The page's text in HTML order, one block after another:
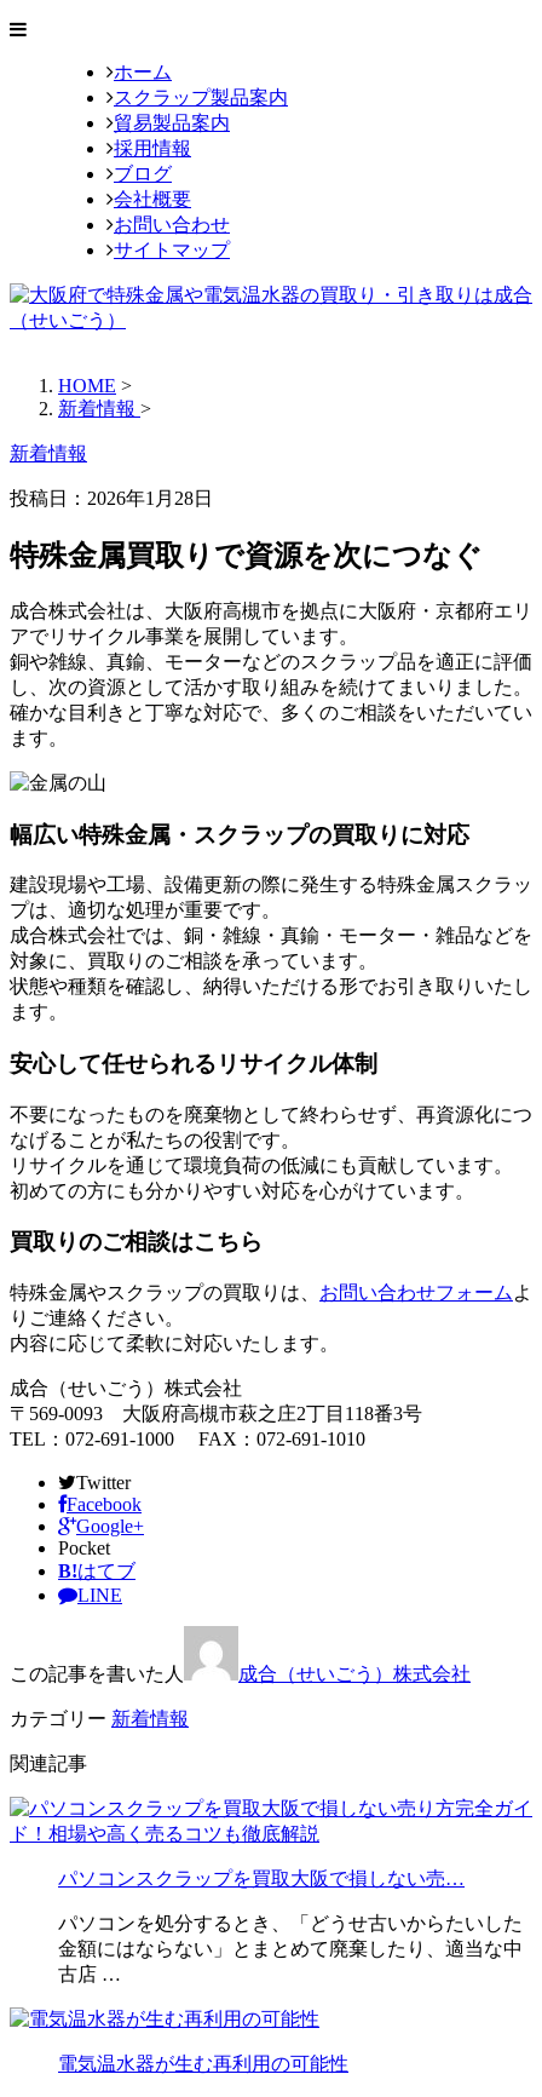
ホーム
スクラップ製品案内
貿易製品案内
採用情報
ブログ
会社概要
お問い合わせ
サイトマップ
HOME >
新着情報 >
新着情報
投稿日： 2026年1月28日
特殊金属買取りで資源を次につなぐ
成合株式会社は、大阪府高槻市を拠点に大阪府・京都府エリ
アでリサイクル事業を展開しています。
銅や雑線、真鍮、モーターなどのスクラップ品を適正に評価
し、次の資源として活かす取り組みを続けてまいりました。
確かな目利きと丁寧な対応で、多くのご相談をいただいてい
ます。
幅広い特殊金属・スクラップの買取りに対応
建設現場や工場、設備更新の際に発生する特殊金属スクラッ
プは、適切な処理が重要です。
成合株式会社では、銅・雑線・真鍮・モーター・雑品などを
対象に、買取りのご相談を承っています。
状態や種類を確認し、納得いただける形でお引き取りいたし
ます。
安心して任せられるリサイクル体制
不要になったものを廃棄物として終わらせず、再資源化につ
なげることが私たちの役割です。
リサイクルを通じて環境負荷の低減にも貢献しています。
初めての方にも分かりやすい対応を心がけています。
買取りのご相談はこちら
特殊金属やスクラップの買取りは、 お問い合わせフォーム よ
りご連絡ください。
内容に応じて柔軟に対応いたします。
成合（せいごう）株式会社
〒569-0093 大阪府高槻市萩之庄2丁目118番3号
TEL：072-691-1000 FAX：072-691-1010
Twitter
Facebook
Google+
Pocket
B!はてブ
LINE
この記事を書いた人 成合（せいごう）株式会社
カテゴリー 新着情報
関連記事
パソコンスクラップを買取大阪で損しない売…
パソコンを処分するとき、「どうせ古いからたいした
金額にはならない」とまとめて廃棄したり、適当な中
古店 …
電気温水器が生む再利用の可能性